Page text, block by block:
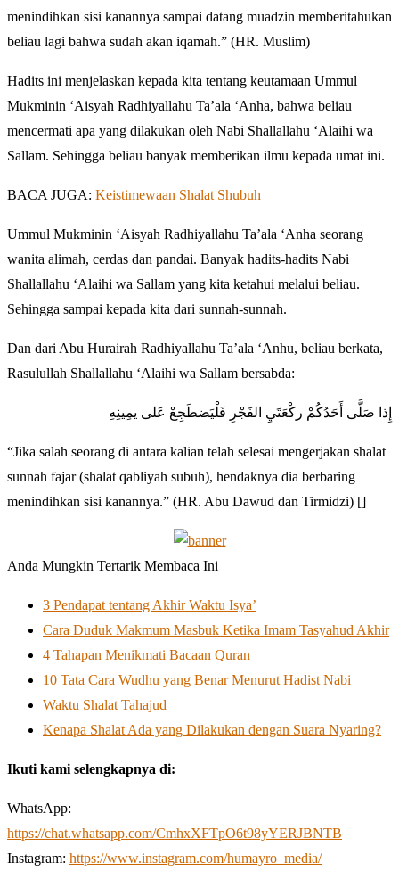
menindihkan sisi kanannya sampai datang muadzin memberitahukan
beliau lagi bahwa sudah akan iqamah.” (HR. Muslim)
Hadits ini menjelaskan kepada kita tentang keutamaan Ummul
Mukminin ‘Aisyah Radhiyallahu Ta’ala ‘Anha, bahwa beliau
mencermati apa yang dilakukan oleh Nabi Shallallahu ‘Alaihi wa
Sallam. Sehingga beliau banyak memberikan ilmu kepada umat ini.
BACA JUGA: Keistimewaan Shalat Shubuh
Ummul Mukminin ‘Aisyah Radhiyallahu Ta’ala ‘Anha seorang
wanita alimah, cerdas dan pandai. Banyak hadits-hadits Nabi
Shallallahu ‘Alaihi wa Sallam yang kita ketahui melalui beliau.
Sehingga sampai kepada kita dari sunnah-sunnah.
Dan dari Abu Hurairah Radhiyallahu Ta’ala ‘Anhu, beliau berkata,
Rasulullah Shallallahu ‘Alaihi wa Sallam bersabda:
إِذا صَلَّى أَحَدُكُمْ ركْعَتَيِ الفَجْرِ فَلْيَضطَجِعْ عَلى يمِينِهِ
“Jika salah seorang di antara kalian telah selesai mengerjakan shalat
sunnah fajar (shalat qabliyah subuh), hendaknya dia berbaring
menindihkan sisi kanannya.” (HR. Abu Dawud dan Tirmidzi) []
Anda Mungkin Tertarik Membaca Ini
3 Pendapat tentang Akhir Waktu Isya’
Cara Duduk Makmum Masbuk Ketika Imam Tasyahud Akhir
4 Tahapan Menikmati Bacaan Quran
10 Tata Cara Wudhu yang Benar Menurut Hadist Nabi
Waktu Shalat Tahajud
Kenapa Shalat Ada yang Dilakukan dengan Suara Nyaring?
Ikuti kami selengkapnya di:
WhatsApp:
https://chat.whatsapp.com/CmhxXFTpO6t98yYERJBNTB
Instagram: https://www.instagram.com/humayro_media/